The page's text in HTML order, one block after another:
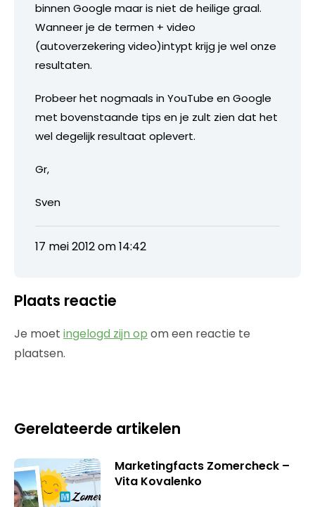
binnen Google maar is niet de heilige graal.
Wanneer je de termen + video
(autoverzekering video)intypt krijg je wel onze
resultaten.
Probeer het nogmaals in YouTube en Google
met bovenstaande tips en je zult zien dat het
wel degelijk resultaat oplevert.
Gr,
Sven
17 mei 2012 om 14:42
Plaats reactie
Je moet ingelogd zijn op om een reactie te
plaatsen.
Gerelateerde artikelen
Marketingfacts Zomercheck –
Vita Kovalenko